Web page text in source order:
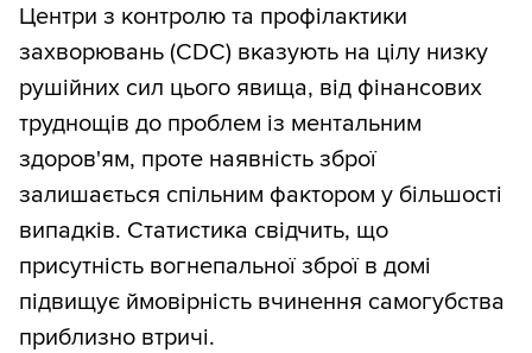
Центри з контролю та профілактики
захворювань (CDC) вказують на цілу низку
рушійних сил цього явища, від фінансових
труднощів до проблем із ментальним
здоров'ям, проте наявність зброї
залишається спільним фактором у більшості
випадків. Статистика свідчить, що
присутність вогнепальної зброї в домі
підвищує ймовірність вчинення самогубства
приблизно втричі.